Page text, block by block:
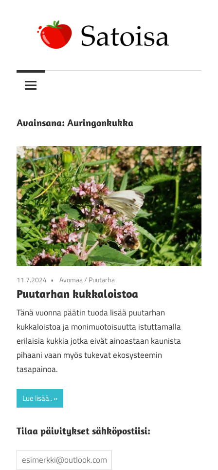
content
Satoisa
satoa
kasvattamassa
Avainsana: Auringonkukka
11.7.2024 Avomaa/ Puutarha
Puutarhan kukkaloistoa
Tänä vuonna päätin tuoda lisää puutarhan
kukkaloistoa ja monimuotoisuutta istuttamalla
erilaisia kukkia jotka eivät ainoastaan kaunista
pihaani vaan myös tukevat ekosysteemin
tasapainoa.
Lue lisää..
Tilaa päivitykset sähköpostiisi: